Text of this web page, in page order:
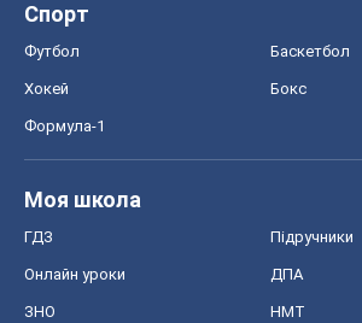
Спорт
Футбол Баскетбол
Хокей Бокс
Формула-1
Моя школа
ГДЗ Підручники
Онлайн уроки ДПА
ЗНО НМТ